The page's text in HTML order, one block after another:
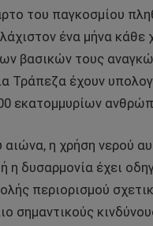
του παγκοσμίου
ένα μήνα
βασικών τους
Τράπεζα έχουν
εκατομμυρίων
αιώνα, η χρήση νερού
η δυσαρμονία έχει
περιορισμού
σημαντικούς